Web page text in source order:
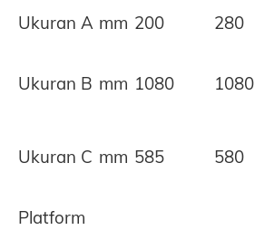
Ukuran A mm 200 280
Ukuran B mm 1080 1080
Ukuran C mm 585 580
Platform